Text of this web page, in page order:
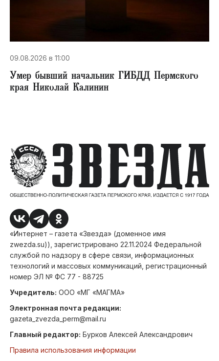
09.08.2026 в 11:00
Умер бывший начальник ГИБДД Пермского
края Николай Калинин
«Интернет – газета «Звезда» (доменное имя
zwezda.su)), зарегистрировано 22.11.2024 Федеральной
службой по надзору в сфере связи, информационных
технологий и массовых коммуникаций, регистрационный
номер ЭЛ № ФС 77 - 88725
Учредитель: ООО «МГ «МАГМА»
Электронная почта редакции:
gazeta_zvezda_perm@mail.ru
Главный редактор: Бурков Алексей Александрович
Правила использования информации